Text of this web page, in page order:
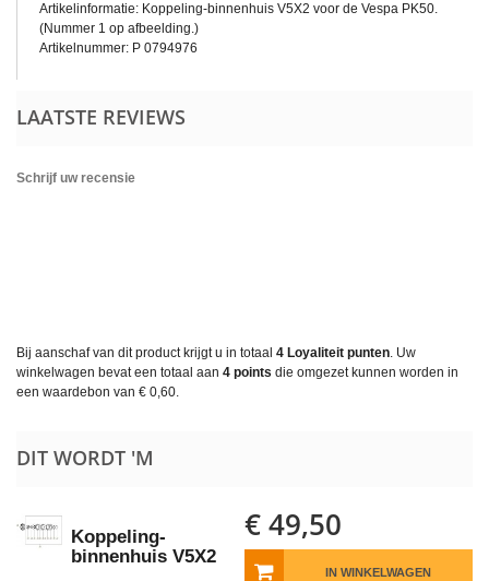
Artikelinformatie: Koppeling-binnenhuis V5X2 voor de Vespa PK50.
(Nummer 1 op afbeelding.)
Artikelnummer: P 0794976
LAATSTE REVIEWS
Schrijf uw recensie
Bij aanschaf van dit product krijgt u in totaal 4 Loyaliteit punten. Uw
winkelwagen bevat een totaal aan 4 points die omgezet kunnen worden in
een waardebon van € 0,60.
DIT WORDT 'M
Koppeling-
binnenhuis V5X2
€ 49,50
IN WINKELWAGEN